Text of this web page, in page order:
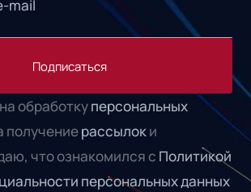
Подписаться
обработкуперсональных
получениерассылоки
что ознакомился с Политикой
персональных данных